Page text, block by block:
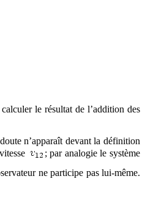
le résultat de l’addition des
n’apparaît devant la définition
; par analogie le système
ne participe pas lui-même.